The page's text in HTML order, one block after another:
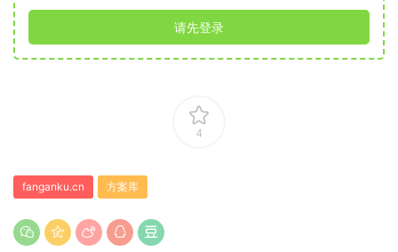
请先登录
4
fanganku.cn 方案库